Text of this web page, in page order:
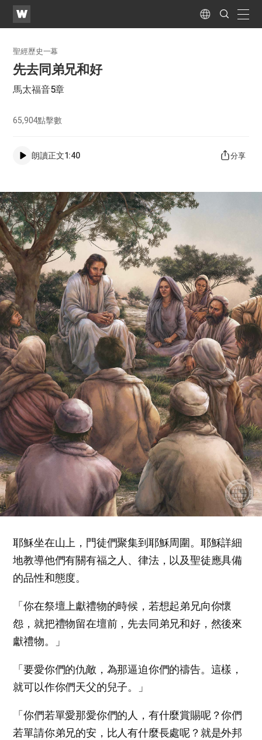
WATV
Language
Search
Submit
聖經歷史一幕
先去同弟兄和好
馬太福音5章
65,904點擊數
朗讀正文1:40 分享
耶穌坐在山上，門徒們聚集到耶穌周圍。耶穌詳細
地教導他們有關有福之人、律法，以及聖徒應具備
的品性和態度。
「你在祭壇上獻禮物的時候，若想起弟兄向你懷
怨，就把禮物留在壇前，先去同弟兄和好，然後來
獻禮物。」
「要愛你們的仇敵，為那逼迫你們的禱告。這樣，
就可以作你們天父的兒子。」
「你們若單愛那愛你們的人，有什麼賞賜呢？你們
若單請你弟兄的安，比人有什麼長處呢？就是外邦